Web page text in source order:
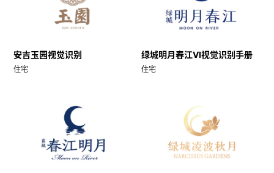
安吉玉园视觉识别
住宅
绿城明月春江VI视觉识别手册
住宅